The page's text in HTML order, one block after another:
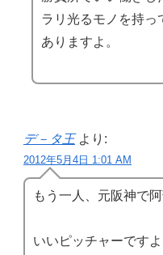
ラリ光るモノを持っ
ありますよ。
デ－タ王 より:
2012年5月4日 1:01 AM
もう一人、元阪神で
いいピッチャーです